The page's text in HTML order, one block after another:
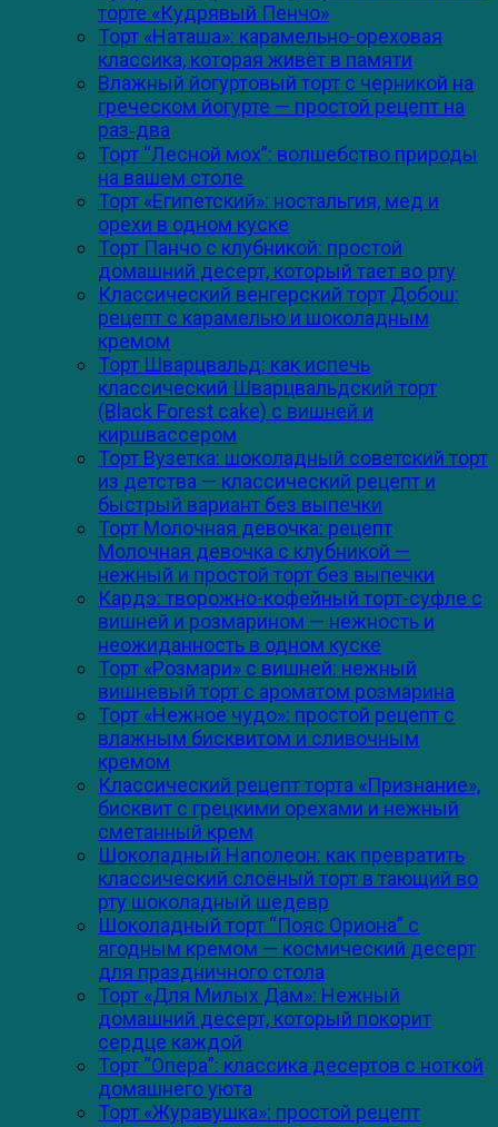
торте «Кудрявый Пенчо»
Торт «Наташа»: карамельно-ореховая
классика, которая живёт в памяти
Влажный йогуртовый торт с черникой на
греческом йогурте — простой рецепт на
раз‑два
Торт “Лесной мох”: волшебство природы
на вашем столе
Торт «Египетский»: ностальгия, мед и
орехи в одном куске
Торт Панчо с клубникой: простой
домашний десерт, который тает во рту
Классический венгерский торт Добош:
рецепт с карамелью и шоколадным
кремом
Торт Шварцвальд: как испечь
классический Шварцвальдский торт
(Black Forest cake) с вишней и
киршвассером
Торт Вузетка: шоколадный советский торт
из детства — классический рецепт и
быстрый вариант без выпечки
Торт Молочная девочка: рецепт
Молочная девочка с клубникой —
нежный и простой торт без выпечки
Кардэ: творожно-кофейный торт-суфле с
вишней и розмарином — нежность и
неожиданность в одном куске
Торт «Розмари» с вишней: нежный
вишнёвый торт с ароматом розмарина
Торт «Нежное чудо»: простой рецепт с
влажным бисквитом и сливочным
кремом
Классический рецепт торта «Признание»,
бисквит с грецкими орехами и нежный
сметанный крем
Шоколадный Наполеон: как превратить
классический слоёный торт в тающий во
рту шоколадный шедевр
Шоколадный торт “Пояс Ориона” с
ягодным кремом — космический десерт
для праздничного стола
Торт «Для Милых Дам»: Нежный
домашний десерт, который покорит
сердце каждой
Торт “Опера”: классика десертов с ноткой
домашнего уюта
Торт «Журавушка»: простой рецепт